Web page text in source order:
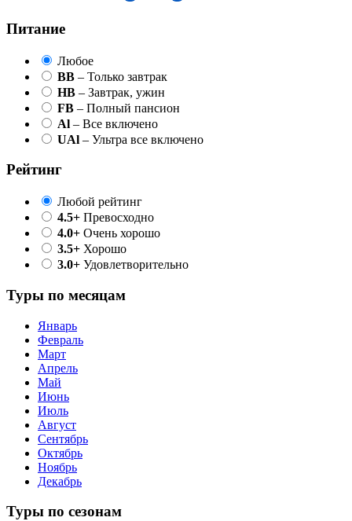
Питание
Любое
BB – Только завтрак
HB – Завтрак, ужин
FB – Полный пансион
Al – Все включено
UAl – Ультра все включено
Рейтинг
Любой рейтинг
4.5+ Превосходно
4.0+ Очень хорошо
3.5+ Хорошо
3.0+ Удовлетворительно
Туры по месяцам
Январь
Февраль
Март
Апрель
Май
Июнь
Июль
Август
Сентябрь
Октябрь
Ноябрь
Декабрь
Туры по сезонам